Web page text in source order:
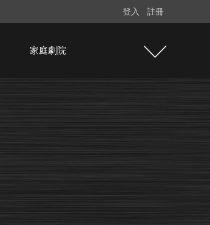
登入 註冊
家庭劇院